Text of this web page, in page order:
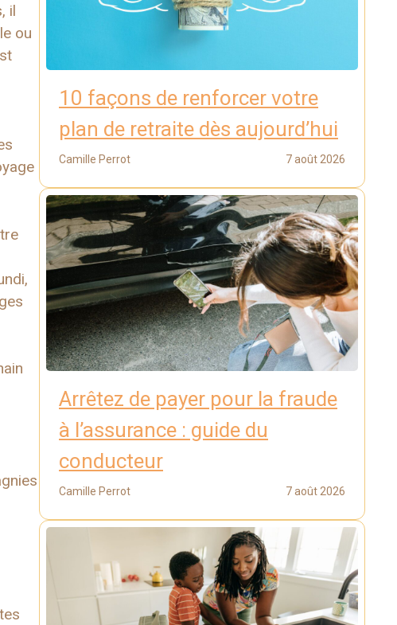
il
ou
10 façons de renforcer votre
plan de retraite dès aujourd’hui
Camille Perrot 7 août 2026
Arrêtez de payer pour la fraude
à l’assurance : guide du
conducteur
Camille Perrot 7 août 2026